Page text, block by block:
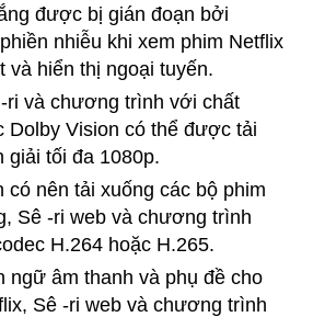
được bị gián đoạn bởi
nhiễu khi xem phim Netflix
và hiển thị ngoại tuyến.
ri và chương trình với chất
Dolby Vision có thể được tải
giải tối đa 1080p.
có nên tải xuống các bộ phim
Sê -ri web và chương trình
H.264 hoặc H.265.
ngữ âm thanh và phụ đề cho
Sê -ri web và chương trình